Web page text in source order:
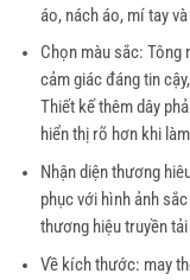
áo, nách áo, mí tay
Chọn màu sắc: Tông
cảm giác đáng tin
Thiết kế thêm dây
hiển thị rõ hơn khi
Nhận diện thương
phục với hình ảnh
thương hiệu truyền
Về kích thước: may